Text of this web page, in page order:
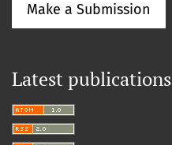
Make a Submission
Latest publications